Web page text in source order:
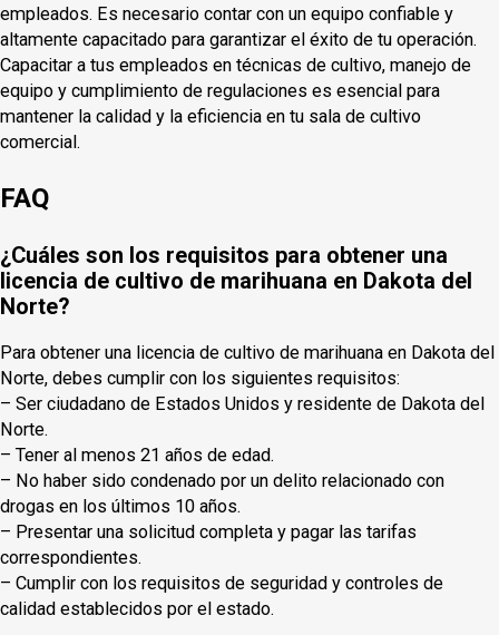
empleados. Es necesario contar con un equipo confiable y
altamente capacitado para garantizar el éxito de tu operación.
Capacitar a tus empleados en técnicas de cultivo, manejo de
equipo y cumplimiento de regulaciones es esencial para
mantener la calidad y la eficiencia en tu sala de cultivo
comercial.
FAQ
¿Cuáles son los requisitos para obtener una
licencia de cultivo de marihuana en Dakota del
Norte?
Para obtener una licencia de cultivo de marihuana en Dakota del
Norte, debes cumplir con los siguientes requisitos:
– Ser ciudadano de Estados Unidos y residente de Dakota del
Norte.
– Tener al menos 21 años de edad.
– No haber sido condenado por un delito relacionado con
drogas en los últimos 10 años.
– Presentar una solicitud completa y pagar las tarifas
correspondientes.
– Cumplir con los requisitos de seguridad y controles de
calidad establecidos por el estado.